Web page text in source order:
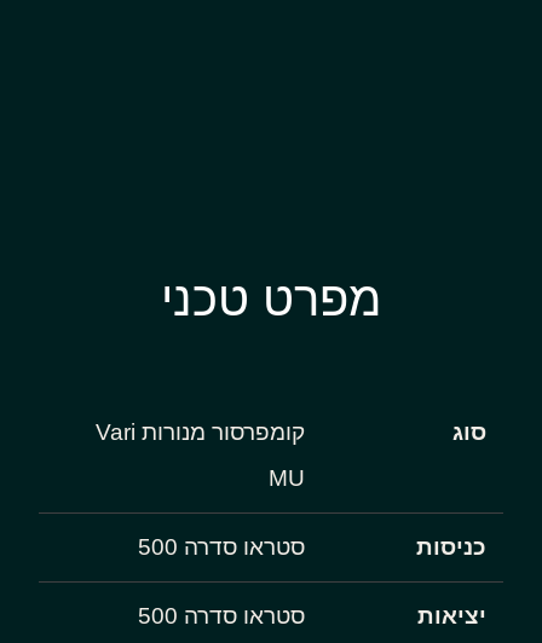
מפרט טכני
סוג
קומפרסור מנורות Vari
MU
כניסות סטראו סדרה 500
יציאות סטראו סדרה 500